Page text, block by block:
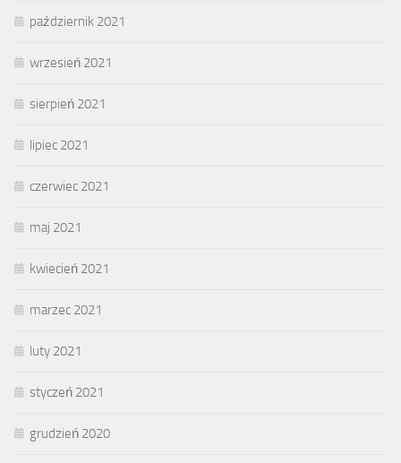
październik 2021
wrzesień 2021
sierpień 2021
lipiec 2021
czerwiec 2021
maj 2021
kwiecień 2021
marzec 2021
luty 2021
styczeń 2021
grudzień 2020